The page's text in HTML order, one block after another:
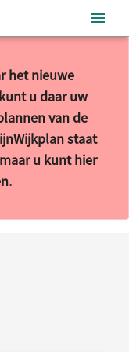
het nieuwe
u daar uw
van de
staat
u kunt hier